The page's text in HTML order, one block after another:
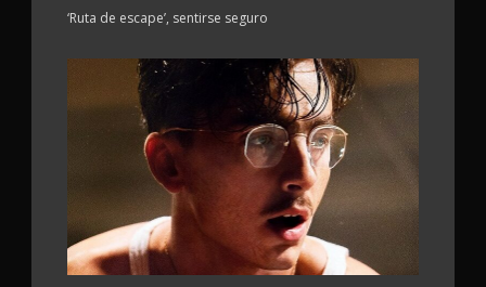
‘Ruta de escape’, sentirse seguro